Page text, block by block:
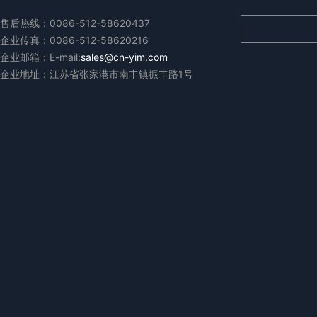
售后热线：0086-512-58620437
企业传真：0086-512-58620216
企业邮箱：E-mail:sales@cn-yim.com
企业地址：江苏省张家港市南丰镇振丰路1号